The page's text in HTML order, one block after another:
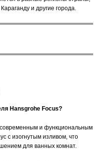
и другие города.
Hansgrohe Focus?
и функциональным
с изогнутым изливом, что
для ванных комнат.